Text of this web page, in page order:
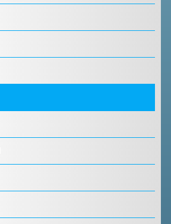
CAMPIONATI A SQUADRE